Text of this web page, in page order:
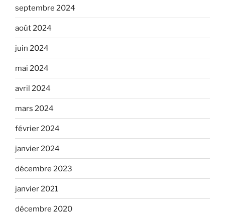
septembre 2024
août 2024
juin 2024
mai 2024
avril 2024
mars 2024
février 2024
janvier 2024
décembre 2023
janvier 2021
décembre 2020